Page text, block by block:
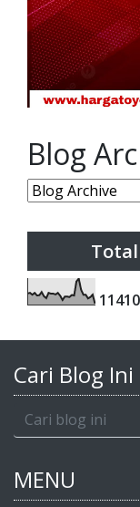
Blog
11410
Cari Blog Ini
MENU